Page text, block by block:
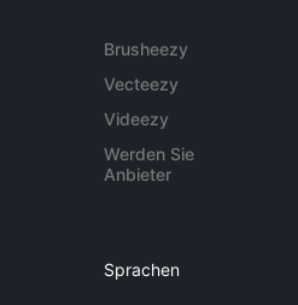
Brusheezy
Vecteezy
Videezy
Werden Sie
Anbieter
Sprachen